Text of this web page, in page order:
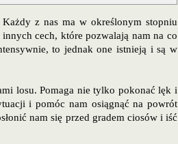
z nas ma w określonym stopniu
cech, które pozwalają nam na co
to jednak one istnieją i są w
losu. Pomaga nie tylko pokonać lęk i
i pomóc nam osiągnąć na powrót
nam się przed gradem ciosów i iść